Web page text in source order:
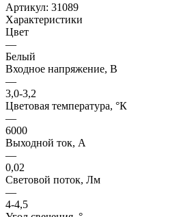
Артикул: 31089
Характеристики
Цвет
—
Белый
Входное напряжение, В
—
3,0-3,2
Цветовая температура, °К
—
6000
Выходной ток, А
—
0,02
Световой поток, Лм
—
4-4,5